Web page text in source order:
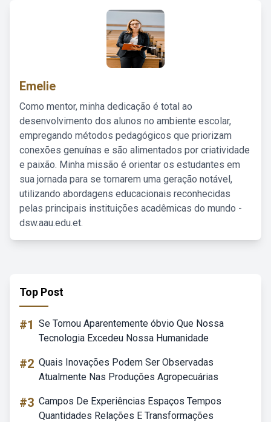
Emelie
Como mentor, minha dedicação é total ao
desenvolvimento dos alunos no ambiente escolar,
empregando métodos pedagógicos que priorizam
conexões genuínas e são alimentados por criatividade
e paixão. Minha missão é orientar os estudantes em
sua jornada para se tornarem uma geração notável,
utilizando abordagens educacionais reconhecidas
pelas principais instituições acadêmicas do mundo -
dsw.aau.edu.et.
Top Post
#1 Se Tornou Aparentemente óbvio Que Nossa
Tecnologia Excedeu Nossa Humanidade
#2 Quais Inovações Podem Ser Observadas
Atualmente Nas Produções Agropecuárias
#3 Campos De Experiências Espaços Tempos
Quantidades Relações E Transformações